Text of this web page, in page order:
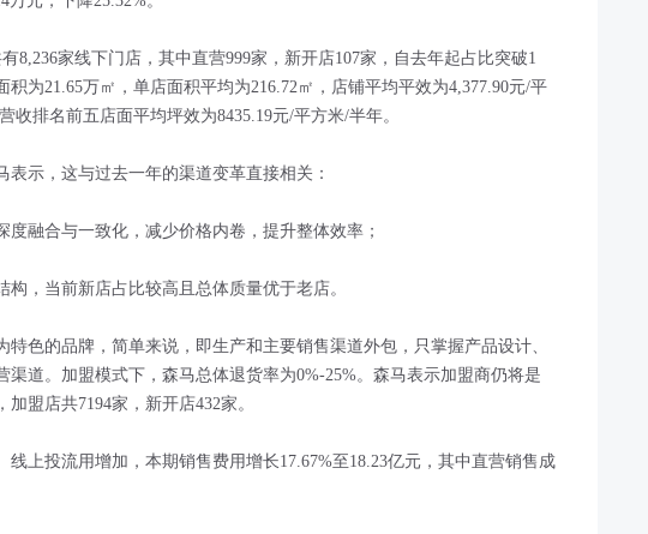
8,236家线下门店，其中直营999家，新开店107家，自去年起占比突破1
积为21.65万㎡，单店面积平均为216.72㎡，店铺平均平效为4,377.90元/平
收排名前五店面平均坪效为8435.19元/平方米/半年。
表示，这与过去一年的渠道变革直接相关：
度融合与一致化，减少价格内卷，提升整体效率；
构，当前新店占比较高且总体质量优于老店。
特色的品牌，简单来说，即生产和主要销售渠道外包，只掌握产品设计、
渠道。加盟模式下，森马总体退货率为0%-25%。森马表示加盟商仍将是
盟店共7194家，新开店432家。
线上投流用增加，本期销售费用增长17.67%至18.23亿元，其中直营销售成